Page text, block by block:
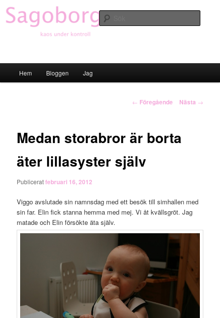
Hoppa
till
primärt
Hem Bloggen Jag
Inläggsnavigering
← Föregående Nästa →
Medan storabror är borta
äter lillasyster själv
Publiceratfebruari 16, 2012
Viggo avslutade sin namnsdag med ett besök till simhallen med
sin far. Elin fick stanna hemma med mej. Vi åt kvällsgröt. Jag
matade och Elin försökte äta själv.